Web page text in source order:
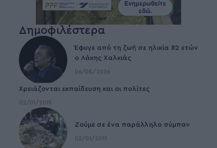
Δημοφιλέστερα
Έφυγε από τη ζωή σε ηλικία 82 ετών
ο Λάκης Χαλκιάς
06/08/2026
Χρειάζονται εκπαίδευση και οι πολίτες
02/01/2015
Ζούμε σε ένα παράλληλο σύμπαν
02/01/2015